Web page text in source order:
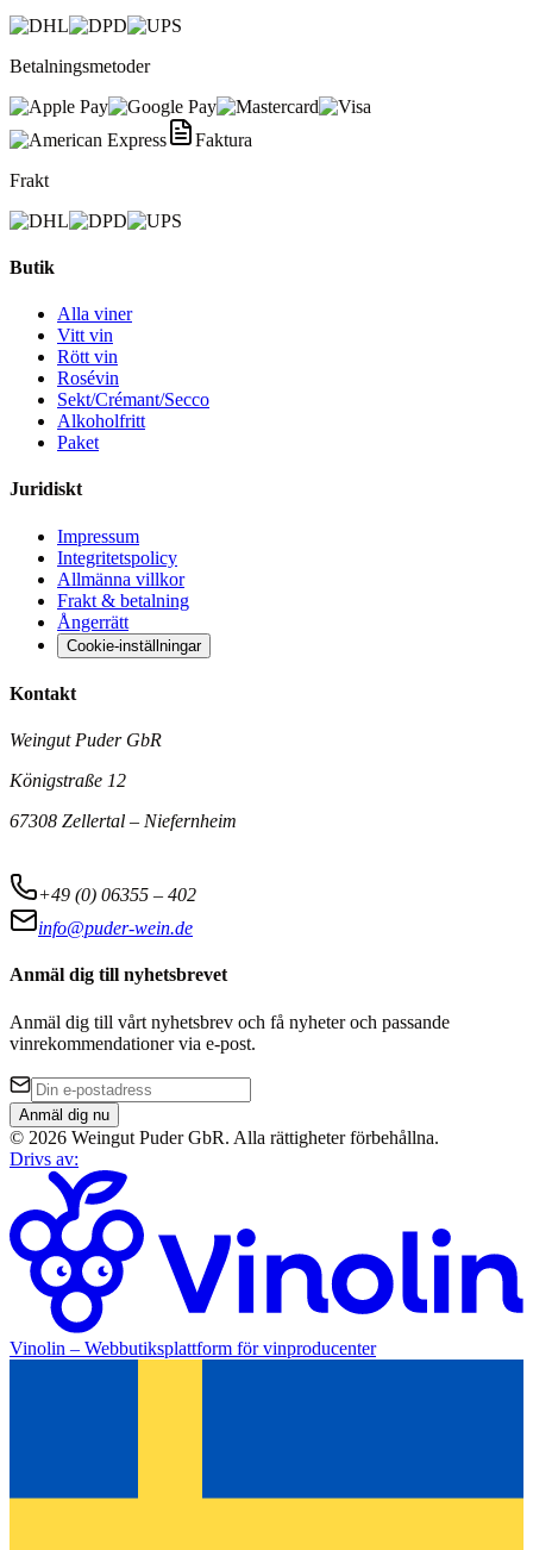
Betalningsmetoder
Faktura
Frakt
Butik
Alla viner
Vitt vin
Rött vin
Rosévin
Sekt/Crémant/Secco
Alkoholfritt
Paket
Juridiskt
Impressum
Integritetspolicy
Allmänna villkor
Frakt & betalning
Ångerrätt
Cookie-inställningar
Kontakt
Weingut Puder GbR
Königstraße 12
67308 Zellertal – Niefernheim
+49 (0) 06355 – 402
info@puder-wein.de
Anmäl dig till nyhetsbrevet
Anmäl dig till vårt nyhetsbrev och få nyheter och passande
vinrekommendationer via e-post.
Anmäl dig nu
© 2026 Weingut Puder GbR. Alla rättigheter förbehållna.
Drivs av:
Vinolin – Webbutiksplattform för vinproducenter